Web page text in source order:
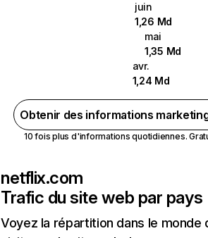
juin
1,26 Md
mai
1,35 Md
avr.
1,24 Md
Obtenir des informations
10 fois plus d'informations quotidiennes.
netflix.com
Trafic du site web par pays
Voyez la répartition dans le monde